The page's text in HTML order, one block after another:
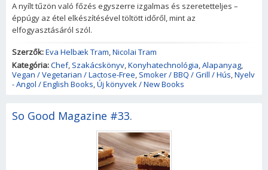
A nyílt tűzön való főzés egyszerre izgalmas és szeretetteljes –
éppúgy az étel elkészítésével töltött időről, mint az
elfogyasztásáról szól.
Szerzők:Eva Helbæk Tram,Nicolai Tram
Kategória:Chef, Szakácskönyv,Konyhatechnológia,Alapanyag,
Vegan / Vegetarian / Lactose-Free, Smoker / BBQ / Grill / Hús,Nyelv
- Angol / English Books,Új könyvek / New Books
So Good Magazine #33.